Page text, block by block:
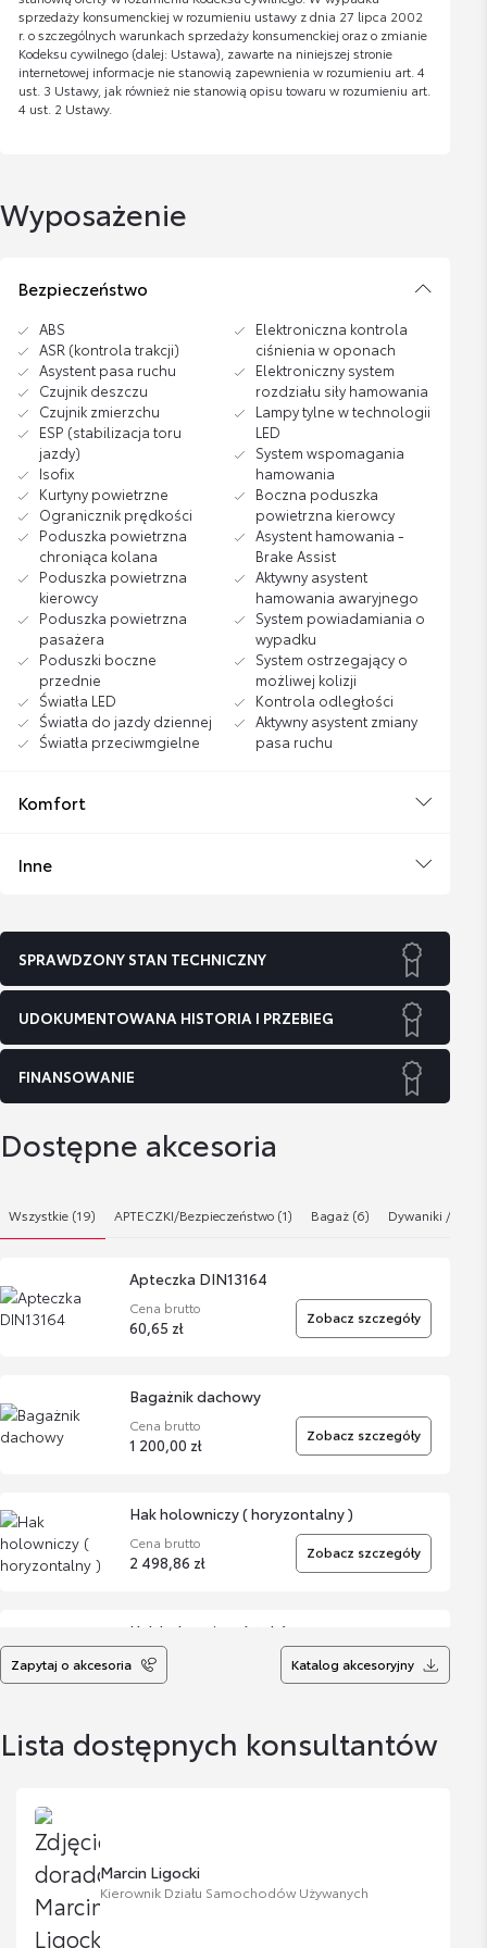
sprzedaży konsumenckiej w rozumieniu ustawy z dnia 27 lipca 2002
r. o szczególnych warunkach sprzedaży konsumenckiej oraz o zmianie
Kodeksu cywilnego (dalej: Ustawa), zawarte na niniejszej stronie
internetowej informacje nie stanowią zapewnienia w rozumieniu art. 4
ust. 3 Ustawy, jak również nie stanowią opisu towaru w rozumieniu art.
4 ust. 2 Ustawy.
Wyposażenie
Bezpieczeństwo
ABS
ASR (kontrola trakcji)
Asystent pasa ruchu
Czujnik deszczu
Czujnik zmierzchu
ESP (stabilizacja toru
jazdy)
Isofix
Kurtyny powietrzne
Ogranicznik prędkości
Poduszka powietrzna
chroniąca kolana
Poduszka powietrzna
kierowcy
Poduszka powietrzna
pasażera
Poduszki boczne
przednie
Światła LED
Światła do jazdy dziennej
Światła przeciwmgielne
Elektroniczna kontrola
ciśnienia w oponach
Elektroniczny system
rozdziału siły hamowania
Lampy tylne w technologii
LED
System wspomagania
hamowania
Boczna poduszka
powietrzna kierowcy
Asystent hamowania -
Brake Assist
Aktywny asystent
hamowania awaryjnego
System powiadamiania o
wypadku
System ostrzegający o
możliwej kolizji
Kontrola odległości
Aktywny asystent zmiany
pasa ruchu
Komfort
Inne
SPRAWDZONY STAN TECHNICZNY
UDOKUMENTOWANA HISTORIA I PRZEBIEG
FINANSOWANIE
Dostępne akcesoria
Wszystkie (19) APTECZKI/Bezpieczeństwo (1) Bagaż (6) Dywaniki /
Apteczka DIN13164
Cena brutto
60,65 zł Zobacz szczegóły
Bagażnik dachowy
Cena brutto
1 200,00 zł Zobacz szczegóły
Hak holowniczy ( horyzontalny )
Cena brutto
2 498,86 zł Zobacz szczegóły
Hak holowniczy (stały)
Cena brutto
1 423,52 zł Zobacz szczegóły
Hak holowniczy - wypinany poziomo (GR
Sport)
Bagażnik rowerowy na hak VeloCompact -
Zapytaj o akcesoria Katalog akcesoryjny
Lista dostępnych konsultantów
Marcin Ligocki
Kierownik Działu Samochodów Używanych